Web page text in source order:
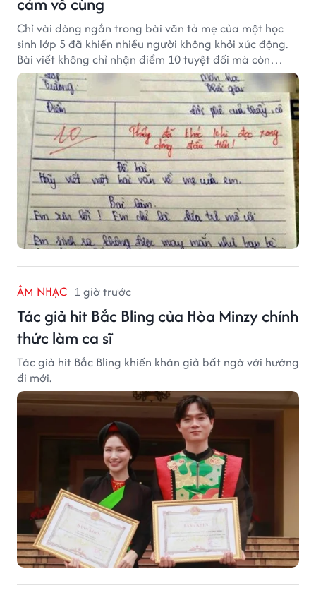
Chỉ vài dòng ngắn trong bài văn tả mẹ của một học
sinh lớp 5 đã khiến nhiều người không khỏi xúc động.
Bài viết không chỉ nhận điểm 10 tuyệt đối mà còn
khiến thầy giáo nghẹn ngào viết lời phê: "Thầy đã
khóc khi đọc xong dòng đầu tiên."
ÂM NHẠC 1 giờ trước
Tác giả hit Bắc Bling của Hòa Minzy chính
thức làm ca sĩ
Tác giả hit Bắc Bling khiến khán giả bất ngờ với hướng
đi mới.